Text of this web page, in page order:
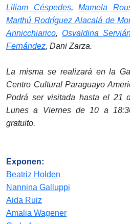
Liliam Céspedes,Mamela
Marthú Rodríguez Alacalá de
Annicchiarico, Osvaldina
Fernández, Dani Zarza.
La misma se realizará en la
Centro Cultural Paraguayo
Podrá ser visitada hasta el 21
Lunes a Viernes de 10 a
gratuito.
Exponen:
Beatriz Holden
Nannina Galluppi
Aida Ruiz
Amalia Wagener